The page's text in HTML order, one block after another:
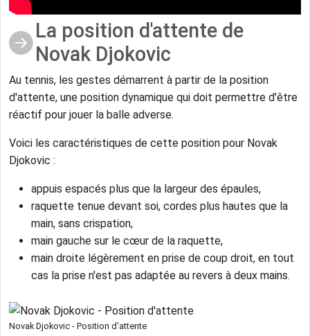
La position d'attente de
Novak Djokovic
Au tennis, les gestes démarrent à partir de la position
d'attente, une position dynamique qui doit permettre d'être
réactif pour jouer la balle adverse.
Voici les caractéristiques de cette position pour Novak
Djokovic :
appuis espacés plus que la largeur des épaules,
raquette tenue devant soi, cordes plus hautes que la
main, sans crispation,
main gauche sur le cœur de la raquette,
main droite légèrement en prise de coup droit, en tout
cas la prise n'est pas adaptée au revers à deux mains.
Novak Djokovic - Position d'attente